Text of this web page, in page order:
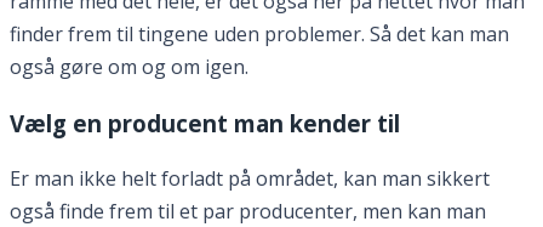
finder frem til tingene uden problemer. Så det kan man
også gøre om og om igen.
Vælg en producent man kender til
Er man ikke helt forladt på området, kan man sikkert
også finde frem til et par producenter, men kan man